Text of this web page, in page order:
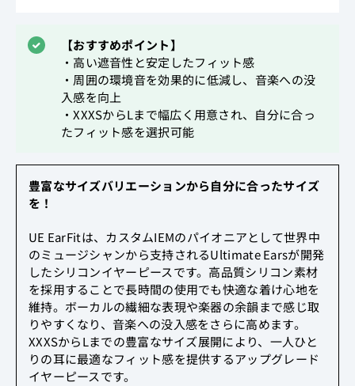
【おすすめポイント】
・高い遮音性と安定したフィット感
・周囲の環境音を効果的に低減し、音楽への没
入感を向上
・XXXSからLまで幅広く用意され、自分に合っ
たフィット感を選択可能
豊富なサイズバリエーションから自分に合ったサイズ
を！
UE EarFitは、カスタムIEMのパイオニアとして世界中
のミュージシャンから支持されるUltimate Earsが開発
したシリコンイヤーピースです。高品質シリコン素材
を採用することで長時間の使用でも快適な着け心地を
維持。ボーカルの繊細な表現や楽器の余韻まで感じ取
りやすくなり、音楽への没入感をさらに高めます。
XXXSからLまでの豊富なサイズ展開により、一人ひと
りの耳に最適なフィット感を提供するアップグレード
イヤーピースです。